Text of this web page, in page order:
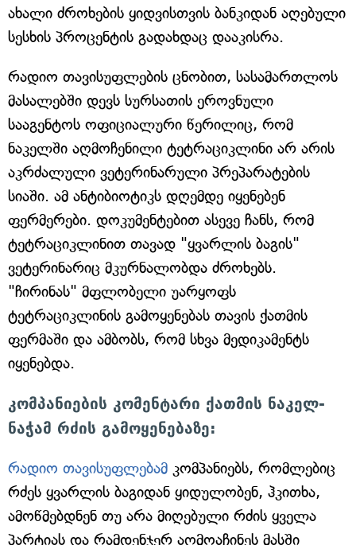
ახალი ძროხების ყიდვისთვის ბანკიდან აღებული
სესხის პროცენტის გადახდაც დააკისრა.
რადიო თავისუფლების ცნობით, სასამართლოს
მასალებში დევს სურსათის ეროვნული
სააგენტოს ოფიციალური წერილიც, რომ
ნაკელში აღმოჩენილი ტეტრაციკლინი არ არის
აკრძალული ვეტერინარული პრეპარატების
სიაში. ამ ანტიბიოტიკს დღემდე იყენებენ
ფერმერები. დოკუმენტებით ასევე ჩანს, რომ
ტეტრაციკლინით თავად "ყვარლის ბაგის"
ვეტერინარიც მკურნალობდა ძროხებს.
"ჩირინას" მფლობელი უარყოფს
ტეტრაციკლინის გამოყენებას თავის ქათმის
ფერმაში და ამბობს, რომ სხვა მედიკამენტს
იყენებდა.
კომპანიების კომენტარი ქათმის ნაკელ-
ნაჭამ რძის გამოყენებაზე:
რადიო თავისუფლებამ კომპანიებს, რომლებიც
რძეს ყვარლის ბაგიდან ყიდულობენ, ჰკითხა,
ამოწმებდნენ თუ არა მიღებული რძის ყველა
პარტიას და რამდენჯერ აღმოაჩინეს მასში